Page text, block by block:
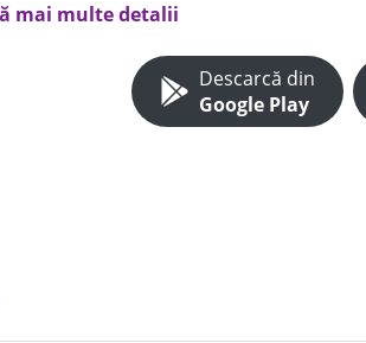
mai multe detalii
Descarcă din
Google Play